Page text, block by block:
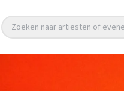
Zoeken naar artiesten of